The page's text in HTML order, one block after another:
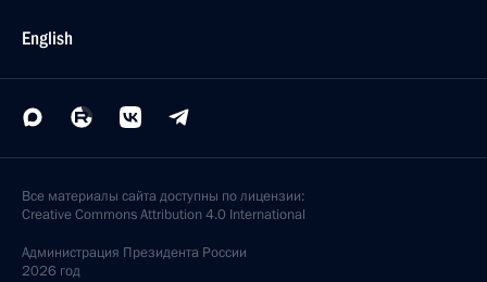
English
Все материалы сайта доступны по лицензии:
Creative Commons Attribution 4.0 International
Администрация Президента России
2026 год